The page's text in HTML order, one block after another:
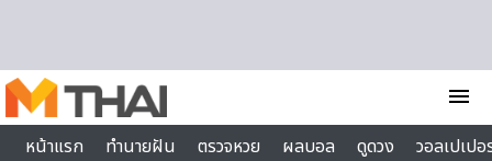
menu
หน้าแรก
ทำนายฝัน ตรวจหวย ผลบอล ดูดวง
วอลเปเป